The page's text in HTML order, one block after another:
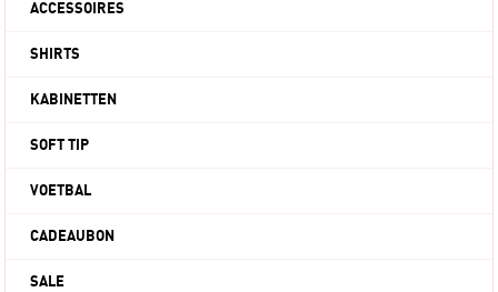
ACCESSOIRES
SHIRTS
KABINETTEN
SOFT TIP
VOETBAL
CADEAUBON
SALE